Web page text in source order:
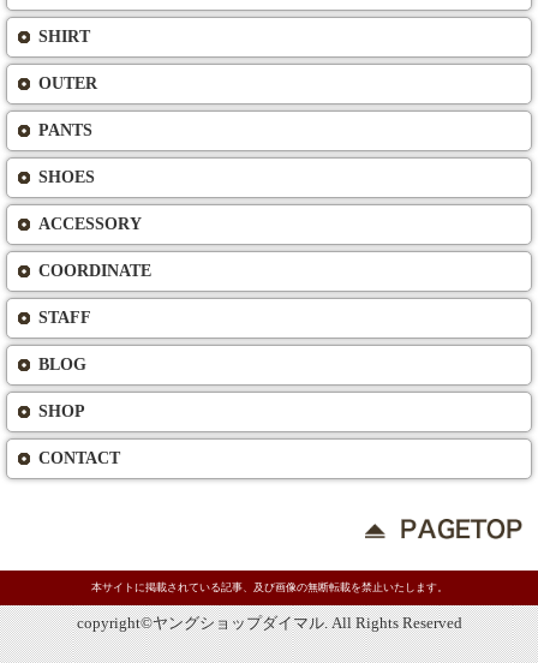
SHIRT
OUTER
PANTS
SHOES
ACCESSORY
COORDINATE
STAFF
BLOG
SHOP
CONTACT
本サイトに掲載されている記事、及び画像の無断転載を禁止いたします。
copyright©ヤングショップダイマル. All Rights Reserved